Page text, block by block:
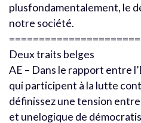
plusfondamentalement, le
notre société.
Deux traits belges
AE – Dans le rapport entre
qui participent à la lutte
définissez une tension
et unelogique de